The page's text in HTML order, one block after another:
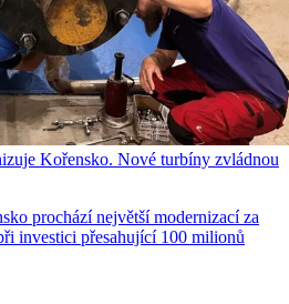
Kořensko. Nové turbíny zvládnou
prochází největší modernizací za
investici přesahující 100 milionů